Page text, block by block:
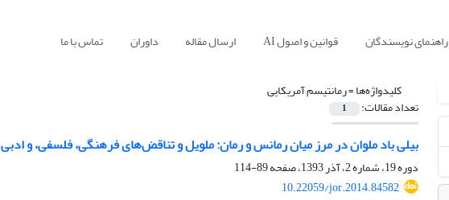
راهنمای نویسندگان قوانین و اصول AI ارسال مقاله داوران تماس با ما
کلیدواژه‌ها =رمانتیسم آمریکایی
تعداد مقالات: 1
بیلی باد ملوان در مرز میان رمانس و رمان: ملویل و تناقض‌‌های فرهنگی، فلسفی، و ادبی
دوره 19، شماره 2، آذر 1393، صفحه
89-114
10.22059/jor.2014.84582